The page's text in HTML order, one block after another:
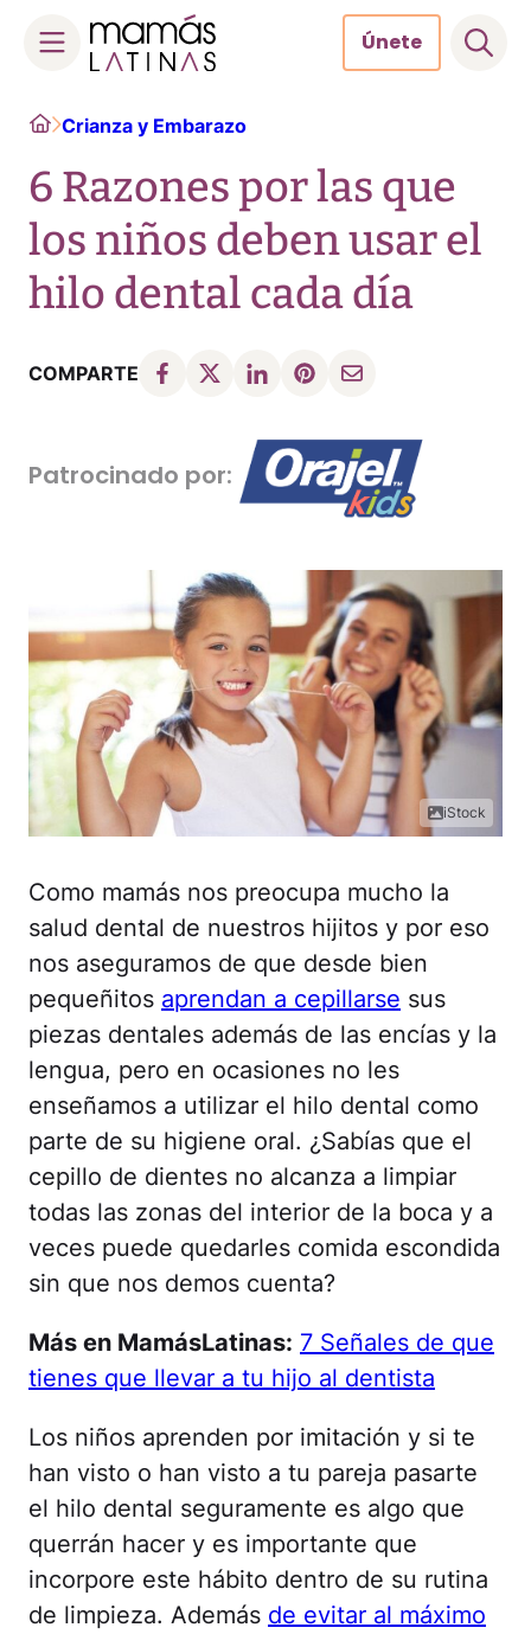
content
Únete
HomeCrianza y Embarazo
6 Razones por las que
los niños deben usar el
hilo dental cada día
COMPARTE
Patrocinado por:
iStock
Como mamás nos preocupa mucho la
salud dental de nuestros hijitos y por eso
nos aseguramos de que desde bien
pequeñitos aprendan a cepillarse sus
piezas dentales además de las encías y la
lengua, pero en ocasiones no les
enseñamos a utilizar el hilo dental como
parte de su higiene oral. ¿Sabías que el
cepillo de dientes no alcanza a limpiar
todas las zonas del interior de la boca y a
veces puede quedarles comida escondida
sin que nos demos cuenta?
Más en MamásLatinas: 7 Señales de que
tienes que llevar a tu hijo al dentista
Los niños aprenden por imitación y si te
han visto o han visto a tu pareja pasarte
el hilo dental seguramente es algo que
querrán hacer y es importante que
incorpore este hábito dentro de su rutina
de limpieza. Además de evitar al máximo